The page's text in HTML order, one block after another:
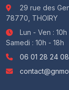
Samedi de 10h00 à
Thomas
78770 Thoiry
Pour les
rendez-vous en
Livraison possible
* Tarif hors carte
29 rue des
78770, THOIRY
Lun - Ven : 10h
Samedi : 10h - 18h
06 01 28 24 08